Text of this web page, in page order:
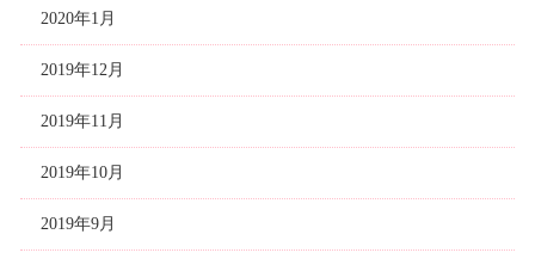
2020年1月
2019年12月
2019年11月
2019年10月
2019年9月